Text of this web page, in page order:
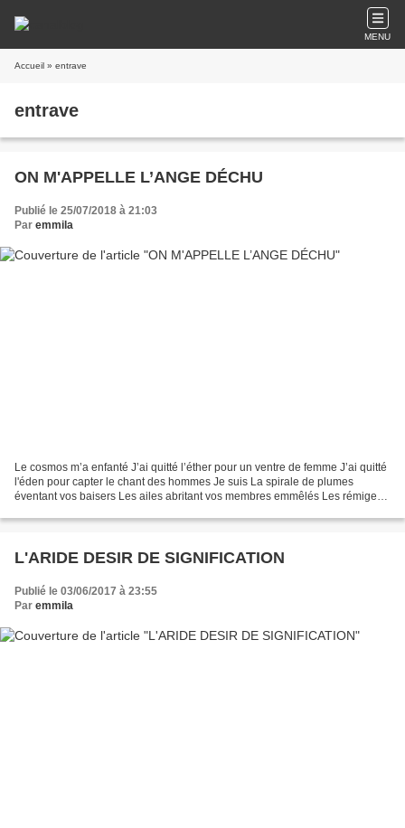
MENU
Accueil » entrave
entrave
ON M'APPELLE L’ANGE DÉCHU
Publié le 25/07/2018 à 21:03
Par emmila
Le cosmos m’a enfanté J’ai quitté l’éther pour un ventre de femme J’ai quitté
l'éden pour capter le chant des hommes Je suis La spirale de plumes
éventant vos baisers Les ailes abritant vos membres emmêlés Les rémiges
L'ARIDE DESIR DE SIGNIFICATION
Publié le 03/06/2017 à 23:55
Par emmila